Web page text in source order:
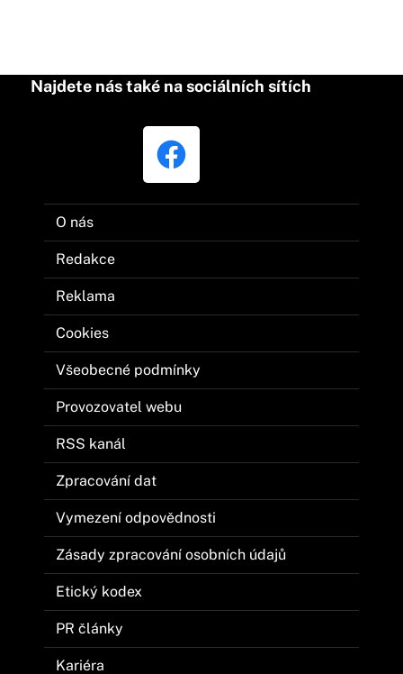
Najdete nás také na sociálních sítích
O nás
Redakce
Reklama
Cookies
Všeobecné podmínky
Provozovatel webu
RSS kanál
Zpracování dat
Vymezení odpovědnosti
Zásady zpracování osobních údajů
Etický kodex
PR články
Kariéra